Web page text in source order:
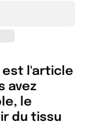
est l'article
avez
le
du tissu